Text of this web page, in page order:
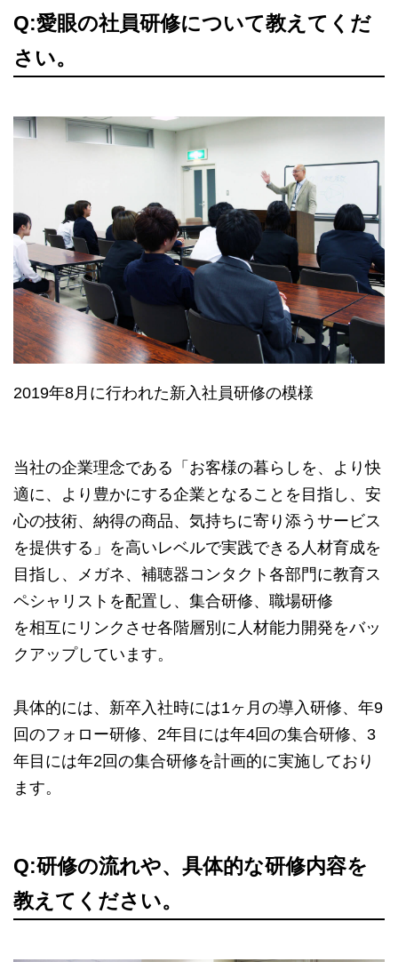
Q:愛眼の社員研修について教えてくだ
さい。
2019年8月に行われた新入社員研修の模様
当社の企業理念である「お客様の暮らしを、より快
適に、より豊かにする企業となることを目指し、安
心の技術、納得の商品、気持ちに寄り添うサービス
を提供する」を高いレベルで実践できる人材育成を
目指し、メガネ、補聴器コンタクト各部門に教育ス
ペシャリストを配置し、集合研修、職場研修
を相互にリンクさせ各階層別に人材能力開発をバッ
クアップしています。
具体的には、新卒入社時には1ヶ月の導入研修、年9
回のフォロー研修、2年目には年4回の集合研修、3
年目には年2回の集合研修を計画的に実施しており
ます。
Q:研修の流れや、具体的な研修内容を
教えてください。